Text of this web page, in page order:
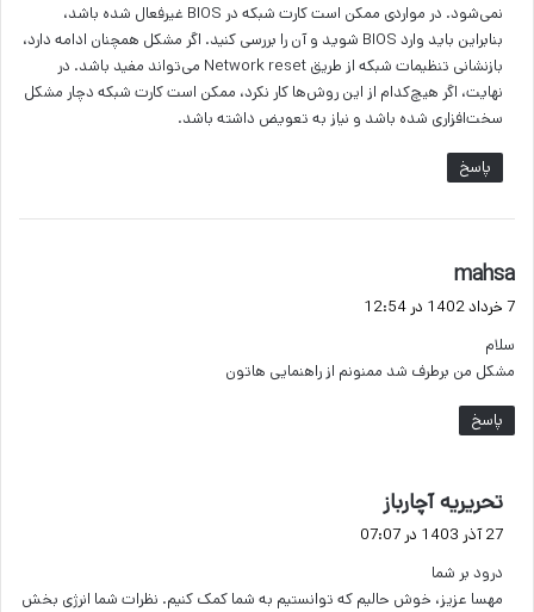
نمی‌شود. در مواردی ممکن است کارت شبکه در BIOS غیرفعال شده باشد،
بنابراین باید وارد BIOS شوید و آن را بررسی کنید. اگر مشکل همچنان ادامه دارد،
بازنشانی تنظیمات شبکه از طریق Network reset می‌تواند مفید باشد. در
نهایت، اگر هیچ‌کدام از این روش‌ها کار نکرد، ممکن است کارت شبکه دچار مشکل
سخت‌افزاری شده باشد و نیاز به تعویض داشته باشد.
پاسخ
mahsa
ف
7 خرداد 1402 در 12:54
سلام
مشکل من برطرف شد ممنونم از راهنمایی هاتون
پاسخ
تحریریه آچارباز
ف
27 آذر 1403 در 07:07
درود بر شما
مهسا عزیز، خوش حالیم که توانستیم به شما کمک کنیم. نظرات شما انرژی بخش